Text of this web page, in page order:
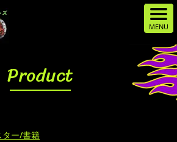
Product
ター/書籍